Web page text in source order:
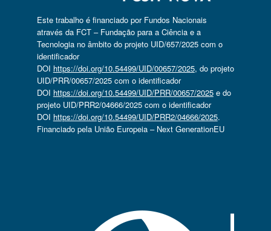
Este trabalho é financiado por Fundos Nacionais
através da FCT – Fundação para a Ciência e a
Tecnologia no âmbito do projeto UID/657/2025 com o
identificador
DOI https://doi.org/10.54499/UID/00657/2025, do projeto
UID/PRR/00657/2025 com o identificador
DOI https://doi.org/10.54499/UID/PRR/00657/2025e do
projeto UID/PRR2/04666/2025 com o identificador
DOI https://doi.org/10.54499/UID/PRR2/04666/2025.
Financiado pela União Europeia – Next GenerationEU